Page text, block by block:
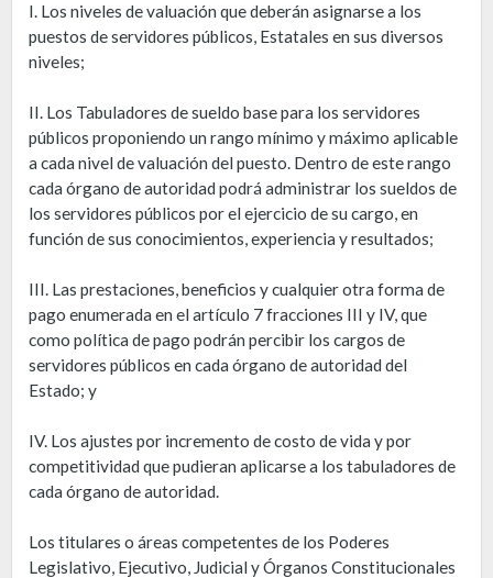
I. Los niveles de valuación que deberán asignarse a los
puestos de servidores públicos, Estatales en sus diversos
niveles;
II. Los Tabuladores de sueldo base para los servidores
públicos proponiendo un rango mínimo y máximo aplicable
a cada nivel de valuación del puesto. Dentro de este rango
cada órgano de autoridad podrá administrar los sueldos de
los servidores públicos por el ejercicio de su cargo, en
función de sus conocimientos, experiencia y resultados;
III. Las prestaciones, beneficios y cualquier otra forma de
pago enumerada en el artículo 7 fracciones III y IV, que
como política de pago podrán percibir los cargos de
servidores públicos en cada órgano de autoridad del
Estado; y
IV. Los ajustes por incremento de costo de vida y por
competitividad que pudieran aplicarse a los tabuladores de
cada órgano de autoridad.
Los titulares o áreas competentes de los Poderes
Legislativo, Ejecutivo, Judicial y Órganos Constitucionales